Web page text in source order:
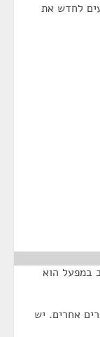
לחדש את
במפעל הוא
אחרים. יש